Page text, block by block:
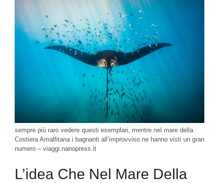
sempre più raro vedere questi esemplari, mentre nel mare della
Costiera Amalfitana i bagnanti all’improvviso ne hanno visti un gran
numero – viaggi.nanopress.it
L’idea Che Nel Mare Della